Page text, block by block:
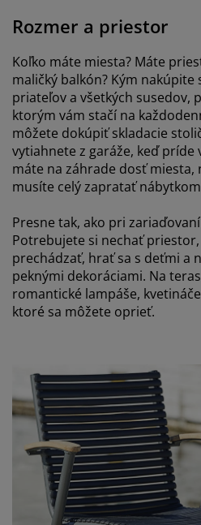
Rozmer a priestor
Koľko máte miesta? Máte
maličký balkón? Kým
priateľov a všetkých susedov,
ktorým vám stačí na
môžete dokúpiť skladacie
vytiahnete z garáže, keď príde
máte na záhrade dosť miesta,
musíte celý zapratať
Presne tak, ako pri
Potrebujete si nechať
prechádzať, hrať sa s deťmi a
peknými dekoráciami. Na
romantické lampáše,
ktoré sa môžete oprieť.